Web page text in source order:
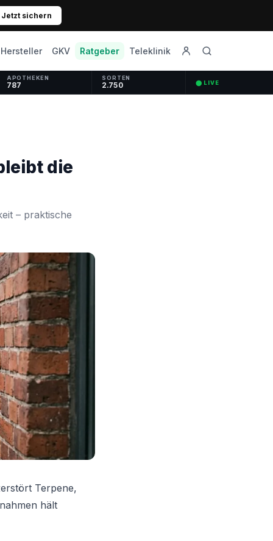
Jetzt sichern
Hersteller GKV Ratgeber Teleklinik
APOTHEKEN
787
SORTEN
2.750 ⬤ LIVE
die
– praktische
Terpene,
hält